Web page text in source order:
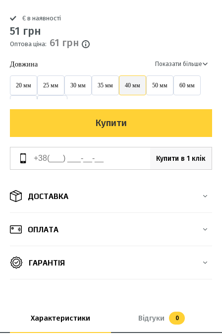
Є в наявності
51 грн
Оптова ціна: 61 грн
Довжина Показати більше
20 мм 25 мм 30 мм 35 мм 40 мм 50 мм 60 мм
Купити
Купити в 1 клік
ДОСТАВКА
ОПЛАТА
ГАРАНТІЯ
Характеристики Відгуки 0